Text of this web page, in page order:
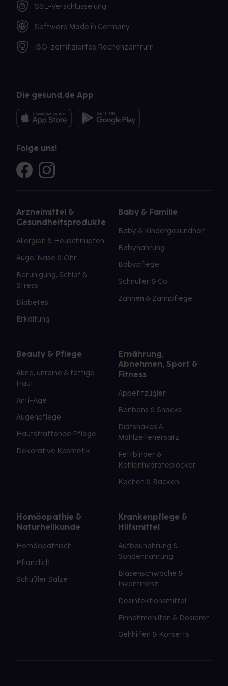
SSL-Verschlüsselung
Software Made in Germany
ISO-zertifiziertes Rechenzentrum
Die gesund.de App
Folge uns!
Arzneimittel &
Gesundheitsprodukte
Allergien & Heuschnupfen
Auge, Nase & Ohr
Beruhigung, Schlaf &
Stress
Diabetes
Erkältung
Baby & Familie
Baby & Kindergesundheit
Babynahrung
Babypflege
Schnuller & Co.
Zahnen & Zahnpflege
Beauty & Pflege
Akne, unreine & fettige
Haut
Anti-Age
Augenpflege
Hautstraffende Pflege
Dekorative Kosmetik
Ernährung,
Abnehmen, Sport &
Fitness
Appetitzügler
Bonbons & Snacks
Diätshakes &
Mahlzeitenersatz
Fettbinder &
Kohlenhydrateblocker
Kochen & Backen
Homöopathie &
Naturheilkunde
Homöopathisch
Pflanzlich
Schüßler Salze
Krankenpflege &
Hilfsmittel
Aufbaunahrung &
Sondennahrung
Blasenschwäche &
Inkontinenz
Desinfektionsmittel
Einnehmehilfen & Dosierer
Gehhilfen & Korsetts